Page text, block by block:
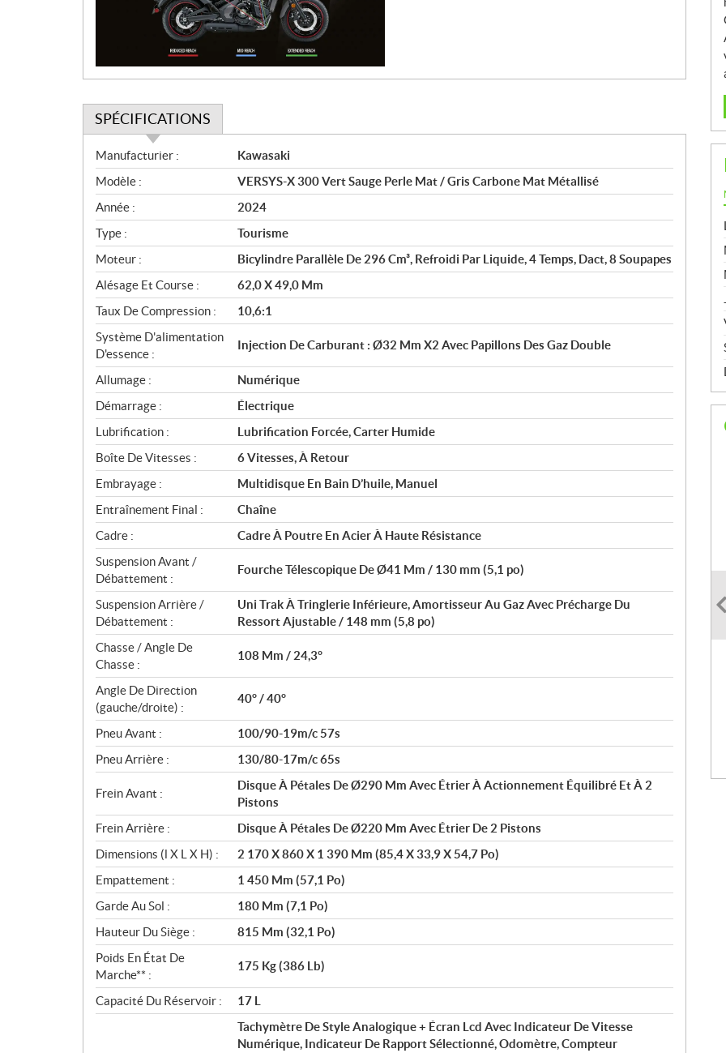
SPÉCIFICATIONS
S
p
é
c
i
f
i
c
a
t
i
o
n
s
Manufacturier :
Kawasaki
Modèle :
VERSYS-X 300 Vert Sauge Perle Mat / Gris Carbone Mat Métallisé
Année :
2024
Type :
Tourisme
Moteur :
Bicylindre Parallèle De 296 Cm³, Refroidi Par Liquide, 4 Temps, Dact, 8 Soupapes
Alésage Et Course :
62,0 X 49,0 Mm
Taux De Compression :
10,6:1
Système D'alimentation
D'essence :
Injection De Carburant : Ø32 Mm X2 Avec Papillons Des Gaz Double
Allumage :
Numérique
Démarrage :
Électrique
Lubrification :
Lubrification Forcée, Carter Humide
Boîte De Vitesses :
6 Vitesses, À Retour
Embrayage :
Multidisque En Bain D’huile, Manuel
Entraînement Final :
Chaîne
Cadre :
Cadre À Poutre En Acier À Haute Résistance
Suspension Avant /
Débattement :
Fourche Télescopique De Ø41 Mm / 130 mm (5,1 po)
Suspension Arrière /
Débattement :
Uni Trak À Tringlerie Inférieure, Amortisseur Au Gaz Avec Précharge Du
Ressort Ajustable / 148 mm (5,8 po)
Chasse / Angle De
Chasse :
108 Mm / 24,3°
Angle De Direction
(gauche/droite) :
40° / 40°
Pneu Avant :
100/90-19m/c 57s
Pneu Arrière :
130/80-17m/c 65s
Frein Avant :
Disque À Pétales De Ø290 Mm Avec Étrier À Actionnement Équilibré Et À 2
Pistons
Frein Arrière :
Disque À Pétales De Ø220 Mm Avec Étrier De 2 Pistons
Dimensions (l X L X H) :
2 170 X 860 X 1 390 Mm (85,4 X 33,9 X 54,7 Po)
Empattement :
1 450 Mm (57,1 Po)
Garde Au Sol :
180 Mm (7,1 Po)
Hauteur Du Siège :
815 Mm (32,1 Po)
Poids En État De
Marche** :
175 Kg (386 Lb)
Capacité Du Réservoir : 17 L
Tachymètre De Style Analogique + Écran Lcd Avec Indicateur De Vitesse
Numérique, Indicateur De Rapport Sélectionné, Odomètre, Compteur